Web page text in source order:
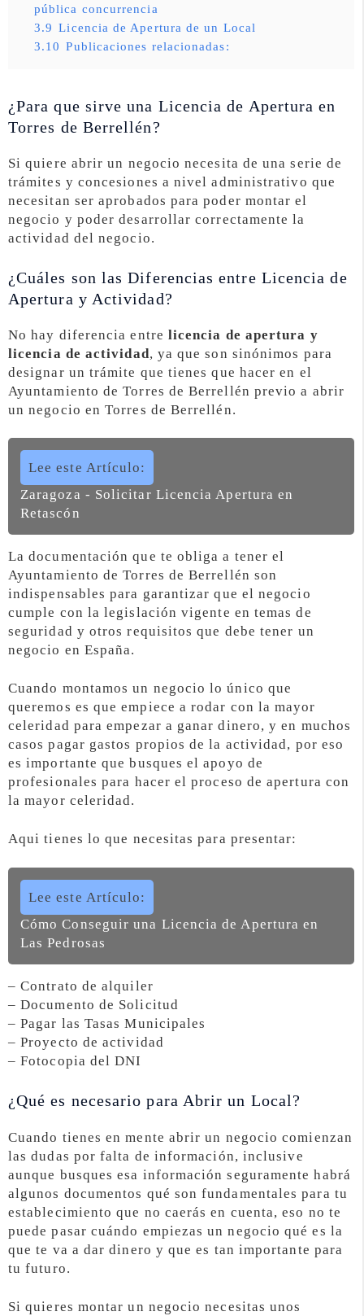
pública concurrencia
3.9 Licencia de Apertura de un Local
3.10 Publicaciones relacionadas:
¿Para que sirve una Licencia de Apertura en
Torres de Berrellén?
Si quiere abrir un negocio necesita de una serie de
trámites y concesiones a nivel administrativo que
necesitan ser aprobados para poder montar el
negocio y poder desarrollar correctamente la
actividad del negocio.
¿Cuáles son las Diferencias entre Licencia de
Apertura y Actividad?
No hay diferencia entre licencia de apertura y
licencia de actividad, ya que son sinónimos para
designar un trámite que tienes que hacer en el
Ayuntamiento de Torres de Berrellén previo a abrir
un negocio en Torres de Berrellén.
Lee este Artículo:
Zaragoza - Solicitar Licencia Apertura en
Retascón
La documentación que te obliga a tener el
Ayuntamiento de Torres de Berrellén son
indispensables para garantizar que el negocio
cumple con la legislación vigente en temas de
seguridad y otros requisitos que debe tener un
negocio en España.
Cuando montamos un negocio lo único que
queremos es que empiece a rodar con la mayor
celeridad para empezar a ganar dinero, y en muchos
casos pagar gastos propios de la actividad, por eso
es importante que busques el apoyo de
profesionales para hacer el proceso de apertura con
la mayor celeridad.
Aqui tienes lo que necesitas para presentar:
Lee este Artículo:
Cómo Conseguir una Licencia de Apertura en
Las Pedrosas
– Contrato de alquiler
– Documento de Solicitud
– Pagar las Tasas Municipales
– Proyecto de actividad
– Fotocopia del DNI
¿Qué es necesario para Abrir un Local?
Cuando tienes en mente abrir un negocio comienzan
las dudas por falta de información, inclusive
aunque busques esa información seguramente habrá
algunos documentos qué son fundamentales para tu
establecimiento que no caerás en cuenta, eso no te
puede pasar cuándo empiezas un negocio qué es la
que te va a dar dinero y que es tan importante para
tu futuro.
Si quieres montar un negocio necesitas unos